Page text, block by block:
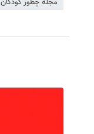
مجله چطور کودکان